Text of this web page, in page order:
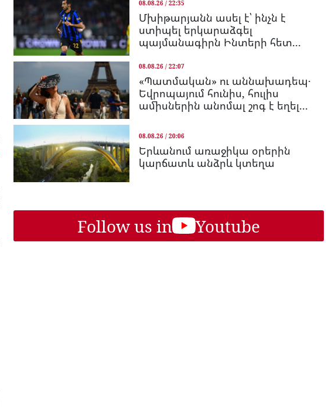
08.08.26 / 22:35
Մխիթարյանն ասել է՝ ինչն է
ստիպել երկարաձգել
պայմանագիրն Ինտերի հետ...
08.08.26 / 22:07
«Պատմական» ու աննախադեպ․
Եվրոպայում հունիս, հուլիս
ամիսներին անոմալ շոգ է եղել...
08.08.26 / 20:06
Երևանում առաջիկա օրերին
կարճատև անձրև կտեղա
Follow us in Youtube